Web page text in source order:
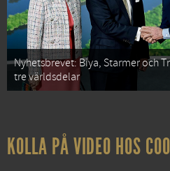
Nyhetsbrevet: Biya, Starmer och
tre världsdelar
KOLLA PÅ VIDEO HOS